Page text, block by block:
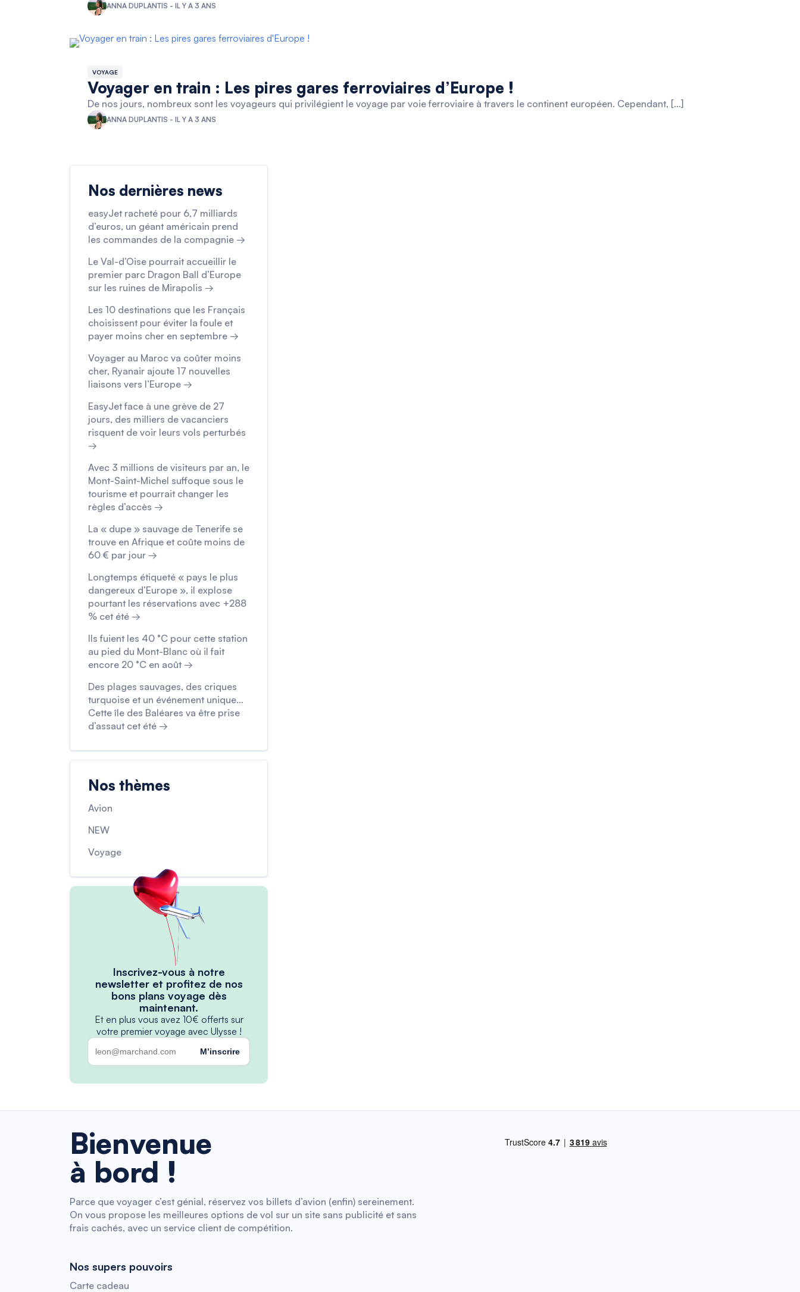
ANNA DUPLANTIS - IL Y A 3 ANS
VOYAGE
Voyager en train : Les pires gares ferroviaires d’Europe !
De nos jours, nombreux sont les voyageurs qui privilégient le voyage par voie ferroviaire à travers le continent européen. Cependant, […]
ANNA DUPLANTIS - IL Y A 3 ANS
Nos dernières news
easyJet racheté pour 6,7 milliards
d’euros, un géant américain prend
les commandes de la compagnie →
Le Val-d’Oise pourrait accueillir le
premier parc Dragon Ball d’Europe
sur les ruines de Mirapolis →
Les 10 destinations que les Français
choisissent pour éviter la foule et
payer moins cher en septembre →
Voyager au Maroc va coûter moins
cher, Ryanair ajoute 17 nouvelles
liaisons vers l’Europe →
EasyJet face à une grève de 27
jours, des milliers de vacanciers
risquent de voir leurs vols perturbés
→
Avec 3 millions de visiteurs par an, le
Mont-Saint-Michel suffoque sous le
tourisme et pourrait changer les
règles d’accès →
La « dupe » sauvage de Tenerife se
trouve en Afrique et coûte moins de
60 € par jour →
Longtemps étiqueté « pays le plus
dangereux d’Europe », il explose
pourtant les réservations avec +288
% cet été →
Ils fuient les 40 °C pour cette station
au pied du Mont-Blanc où il fait
encore 20 °C en août →
Des plages sauvages, des criques
turquoise et un événement unique…
Cette île des Baléares va être prise
d’assaut cet été →
Nos thèmes
Avion
NEW
Voyage
Inscrivez-vous à notre
newsletter et profitez de nos
bons plans voyage dès
maintenant.
Et en plus vous avez 10€ offerts sur
votre premier voyage avec Ulysse !
M’inscrire
Bienvenue
à bord !
Parce que voyager c’est génial, réservez vos billets d’avion (enfin) sereinement.
On vous propose les meilleures options de vol sur un site sans publicité et sans
frais cachés, avec un service client de compétition.
Nos supers pouvoirs
Carte cadeau